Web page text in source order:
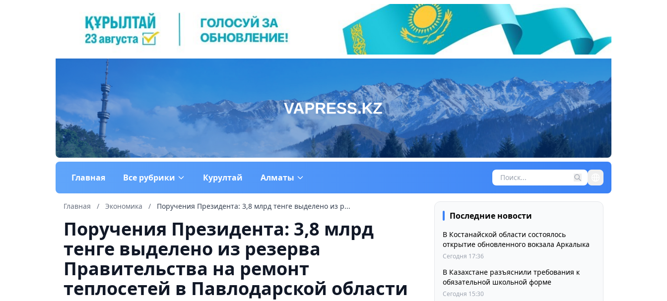
Главная Все рубрики Курултай Алматы
Главная / Экономика / Поручения Президента: 3,8 млрд тенге выделено из р...
Поручения Президента: 3,8 млрд
тенге выделено из резерва
Правительства на ремонт
теплосетей в Павлодарской области
Последние новости
В Костанайской области состоялось
открытие обновленного вокзала Аркалыка
Сегодня 17:36
В Казахстане разъяснили требования к
обязательной школьной форме
Сегодня 15:30